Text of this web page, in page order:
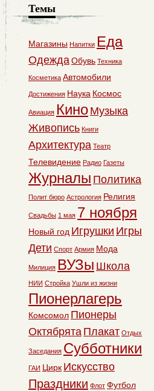
Темы
Магазины Напитки Еда
ОдеждаОбувь Техника
Косметика Автомобили
Достижения Наука Космос
Авиация Кино Музыка
Живопись Книги
Архитектура Театр
Телевидение Радио Газеты
Журналы Политика
Полит бюро Астрология Религия
Свадьбы 1 мая 7 ноября
Новый год Игрушки Игры
Дети Спорт Армия Мода
Милиция ВУЗы Школа
НИИ Стройка Ушли из жизни
Пионерлагерь
Комсомол Пионеры
Октябрята Плакат Отдых
Заседания Субботники
ГАИ Цирк Искусство
Праздники Флот Футбол